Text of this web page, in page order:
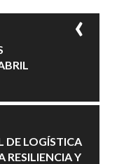
DE LOGÍSTICA
RESILIENCIA Y